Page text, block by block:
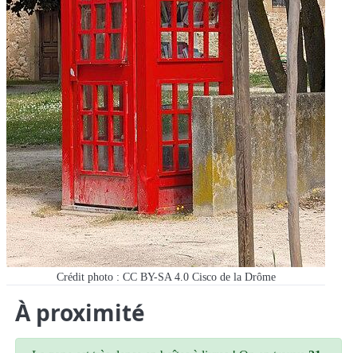
Crédit photo : CC BY-SA 4.0 Cisco de la Drôme
À proximité